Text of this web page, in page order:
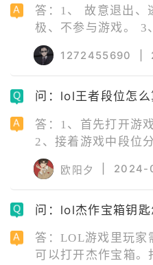
PYL、俊日等众多解
一些非常受欢迎的
等。
答：1、 故意退出、
极、不参与游戏。 3
4、 在游戏中恶意利
游戏平衡的软件。 5
骗信息，发表涉及
充腾讯官方人员进行
1272455690
问：lol王者段位怎么
答：1、首先打开游
2、接着游戏中段位
黄金、铂金、钻石、
然后大区里所有超凡
玩家为傲世宗师段
最高的200个玩家为
欧阳夕 2024-
问：lol杰作宝箱钥匙
答：LOL游戏里玩家
可以打开杰作宝箱。